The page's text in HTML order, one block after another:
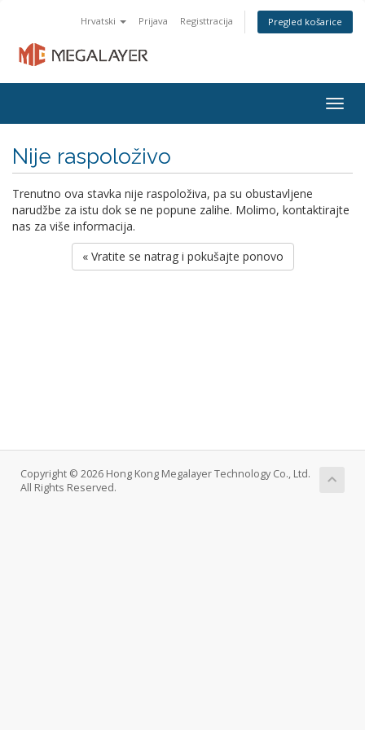
Hrvatski Prijava Registtracija Pregled košarice
Nije raspoloživo
Trenutno ova stavka nije raspoloživa, pa su obustavljene
narudžbe za istu dok se ne popune zalihe. Molimo, kontaktirajte
nas za više informacija.
« Vratite se natrag i pokušajte ponovo
Copyright © 2026 Hong Kong Megalayer Technology Co., Ltd.
All Rights Reserved.